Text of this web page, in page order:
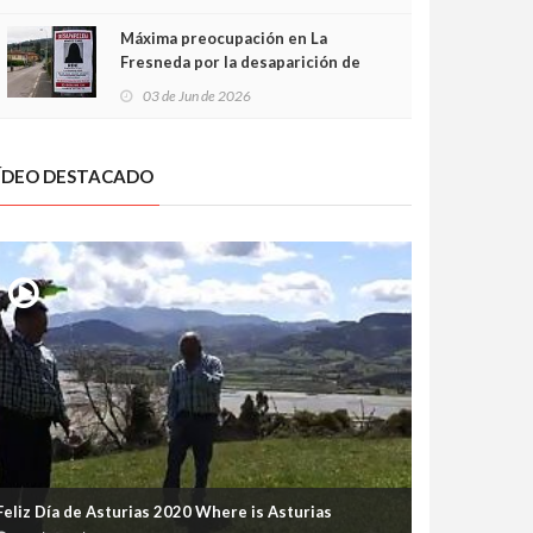
Máxima preocupación en La
Fresneda por la desaparición de
03 de Jun de 2026
DESTACADO
Día de Asturias 2020 Where is Asturias